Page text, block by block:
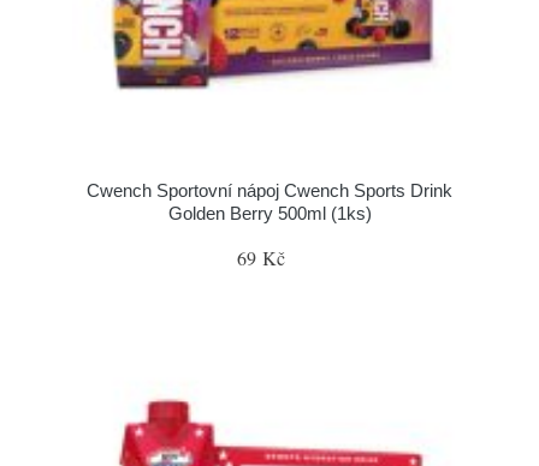
Cwench Sportovní nápoj Cwench Sports Drink
Golden Berry 500ml (1ks)
69 Kč